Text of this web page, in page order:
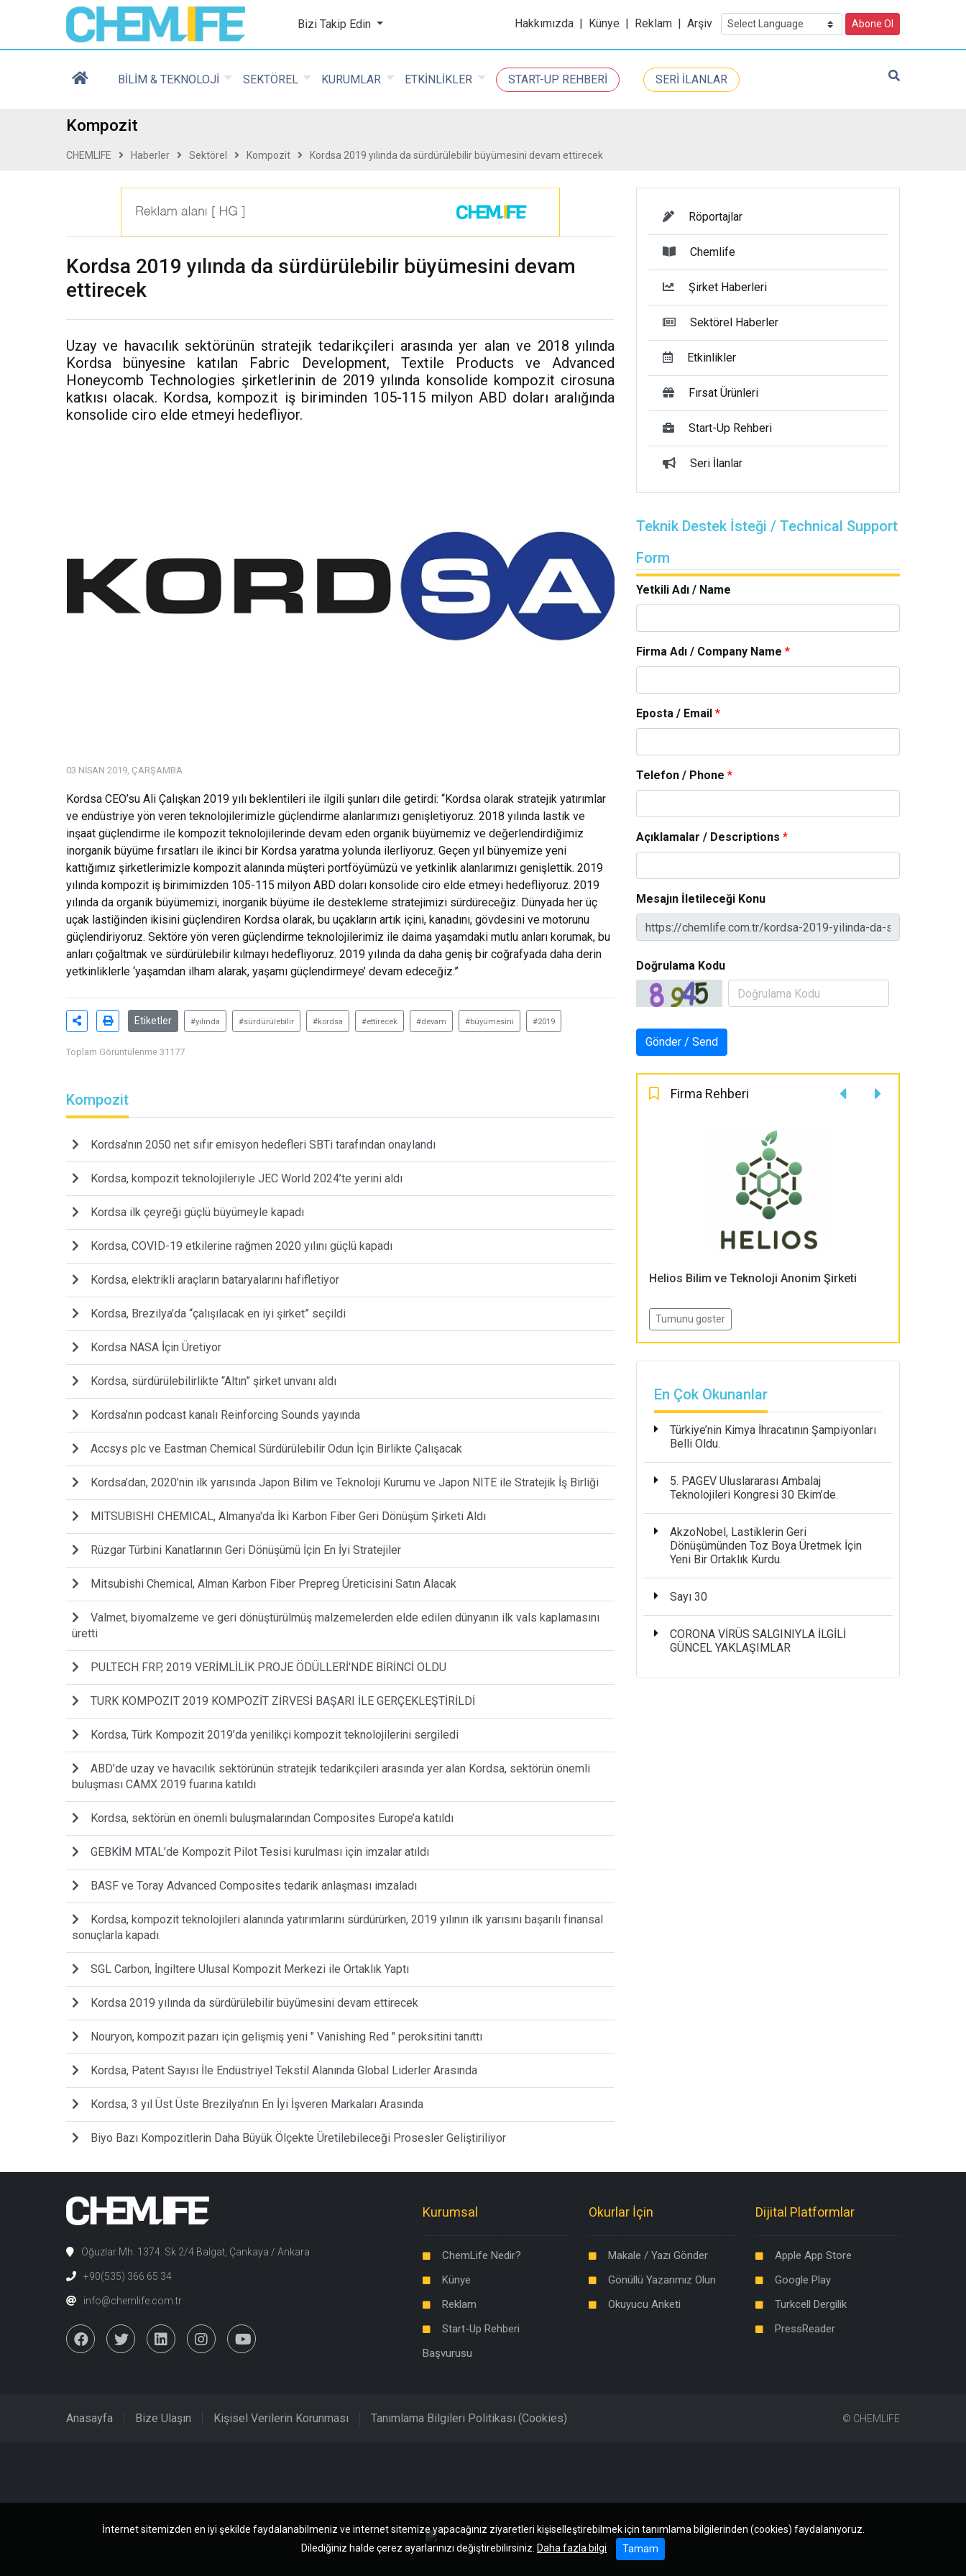
Chemlife - Basılı ve Dijital Kimya Dergisi
Bizi Takip Edin Hakkımızda | Künye | Reklam | Arşiv Abone Ol
BİLİM & TEKNOLOJİ SEKTÖREL KURUMLAR ETKİNLİKLER START-UP REHBERİ SERİ İLANLAR
Kompozit
CHEMLIFE Haberler Sektörel Kompozit Kordsa 2019 yılında da sürdürülebilir büyümesini devam ettirecek
Kordsa 2019 yılında da sürdürülebilir büyümesini devam
ettirecek
Uzay ve havacılık sektörünün stratejik tedarikçileri arasında yer alan ve 2018 yılında
Kordsa bünyesine katılan Fabric Development, Textile Products ve Advanced
Honeycomb Technologies şirketlerinin de 2019 yılında konsolide kompozit cirosuna
katkısı olacak. Kordsa, kompozit iş biriminden 105-115 milyon ABD doları aralığında
konsolide ciro elde etmeyi hedefliyor.
03 NISAN 2019, ÇARŞAMBA
Kordsa CEO’su Ali Çalışkan 2019 yılı beklentileri ile ilgili şunları dile getirdi: “Kordsa olarak stratejik yatırımlar
ve endüstriye yön veren teknolojilerimizle güçlendirme alanlarımızı genişletiyoruz. 2018 yılında lastik ve
inşaat güçlendirme ile kompozit teknolojilerinde devam eden organik büyümemiz ve değerlendirdiğimiz
inorganik büyüme fırsatları ile ikinci bir Kordsa yaratma yolunda ilerliyoruz. Geçen yıl bünyemize yeni
kattığımız şirketlerimizle kompozit alanında müşteri portföyümüzü ve yetkinlik alanlarımızı genişlettik. 2019
yılında kompozit iş birimimizden 105-115 milyon ABD doları konsolide ciro elde etmeyi hedefliyoruz. 2019
yılında da organik büyümemizi, inorganik büyüme ile destekleme stratejimizi sürdüreceğiz. Dünyada her üç
uçak lastiğinden ikisini güçlendiren Kordsa olarak, bu uçakların artık içini, kanadını, gövdesini ve motorunu
güçlendiriyoruz. Sektöre yön veren güçlendirme teknolojilerimiz ile daima yaşamdaki mutlu anları korumak, bu
anları çoğaltmak ve sürdürülebilir kılmayı hedefliyoruz. 2019 yılında da daha geniş bir coğrafyada daha derin
yetkinliklerle ‘yaşamdan ilham alarak, yaşamı güçlendirmeye’ devam edeceğiz.”
Etiketler #yılında #sürdürülebilir #kordsa #ettirecek #devam #büyümesini #2019
Toplam Görüntülenme 31177
Kompozit
Kordsa’nın 2050 net sıfır emisyon hedefleri SBTi tarafından onaylandı
Kordsa, kompozit teknolojileriyle JEC World 2024’te yerini aldı
Kordsa ilk çeyreği güçlü büyümeyle kapadı
Kordsa, COVID-19 etkilerine rağmen 2020 yılını güçlü kapadı
Kordsa, elektrikli araçların bataryalarını hafifletiyor
Kordsa, Brezilya’da “çalışılacak en iyi şirket” seçildi
Kordsa NASA İçin Üretiyor
Kordsa, sürdürülebilirlikte “Altın” şirket unvanı aldı
Kordsa’nın podcast kanalı Reinforcing Sounds yayında
Accsys plc ve Eastman Chemical Sürdürülebilir Odun İçin Birlikte Çalışacak
Kordsa’dan, 2020’nin ilk yarısında Japon Bilim ve Teknoloji Kurumu ve Japon NITE ile Stratejik İş Birliği
MITSUBISHI CHEMICAL, Almanya'da İki Karbon Fiber Geri Dönüşüm Şirketi Aldı
Rüzgar Türbini Kanatlarının Geri Dönüşümü İçin En İyi Stratejiler
Mitsubishi Chemical, Alman Karbon Fiber Prepreg Üreticisini Satın Alacak
Valmet, biyomalzeme ve geri dönüştürülmüş malzemelerden elde edilen dünyanın ilk vals kaplamasını
üretti
PULTECH FRP, 2019 VERİMLİLİK PROJE ÖDÜLLERİ'NDE BİRİNCİ OLDU
TURK KOMPOZIT 2019 KOMPOZİT ZİRVESİ BAŞARI İLE GERÇEKLEŞTİRİLDİ
Kordsa, Türk Kompozit 2019’da yenilikçi kompozit teknolojilerini sergiledi
ABD’de uzay ve havacılık sektörünün stratejik tedarikçileri arasında yer alan Kordsa, sektörün önemli
buluşması CAMX 2019 fuarına katıldı
Kordsa, sektörün en önemli buluşmalarından Composites Europe’a katıldı
GEBKİM MTAL’de Kompozit Pilot Tesisi kurulması için imzalar atıldı
BASF ve Toray Advanced Composites tedarik anlaşması imzaladı
Kordsa, kompozit teknolojileri alanında yatırımlarını sürdürürken, 2019 yılının ilk yarısını başarılı finansal
sonuçlarla kapadı.
SGL Carbon, İngiltere Ulusal Kompozit Merkezi ile Ortaklık Yaptı
Kordsa 2019 yılında da sürdürülebilir büyümesini devam ettirecek
Nouryon, kompozit pazarı için gelişmiş yeni " Vanishing Red " peroksitini tanıttı
Kordsa, Patent Sayısı İle Endüstriyel Tekstil Alanında Global Liderler Arasında
Kordsa, 3 yıl Üst Üste Brezilya’nın En İyi İşveren Markaları Arasında
Biyo Bazı Kompozitlerin Daha Büyük Ölçekte Üretilebileceği Prosesler Geliştiriliyor
Röportajlar
Chemlife
Şirket Haberleri
Sektörel Haberler
Etkinlikler
Fırsat Ürünleri
Start-Up Rehberi
Seri İlanlar
Teknik Destek İsteği / Technical Support
Form
Yetkili Adı / Name
Firma Adı / Company Name *
Eposta / Email *
Telefon / Phone *
Açıklamalar / Descriptions *
Mesajın İletileceği Konu
Doğrulama Kodu
Firma Rehberi
Helios Bilim ve Teknoloji Anonim Şirketi
Tumunu goster
En Çok Okunanlar
Türkiye’nin Kimya İhracatının Şampiyonları
Belli Oldu.
5. PAGEV Uluslararası Ambalaj
Teknolojileri Kongresi 30 Ekim’de.
AkzoNobel, Lastiklerin Geri
Dönüşümünden Toz Boya Üretmek İçin
Yeni Bir Ortaklık Kurdu.
Sayı 30
CORONA VİRÜS SALGINIYLA İLGİLİ
GÜNCEL YAKLAŞIMLAR
İnternet sitemizden en iyi şekilde faydalanabilmeniz ve internet sitemize yapacağınız ziyaretleri kişiselleştirebilmek için tanımlama bilgilerinden (cookies) faydalanıyoruz.
Dilediğiniz halde çerez ayarlarınızı değiştirebilirsiniz. Daha fazla bilgi Tamam
Oğuzlar Mh. 1374. Sk 2/4 Balgat, Çankaya / Ankara
+90(535) 366 65 34
info@chemlife.com.tr
Kurumsal
ChemLife Nedir?
Künye
Reklam
Start-Up Rehberi
Başvurusu
Okurlar İçin
Makale / Yazı Gönder
Gönüllü Yazarımız Olun
Okuyucu Anketi
Dijital Platformlar
Apple App Store
Google Play
Turkcell Dergilik
PressReader
Anasayfa Bize Ulaşın Kişisel Verilerin Korunması Tanımlama Bilgileri Politikası (Cookies) © CHEMLIFE